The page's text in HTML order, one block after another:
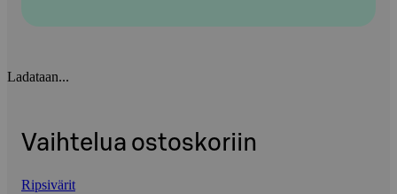
Ladataan...
Vaihtelua ostoskoriin
Ripsivärit